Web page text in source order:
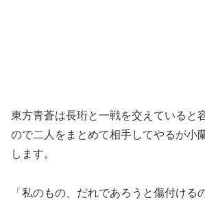
東方青蒼は長珩と一戦を交えていると
ので二人をまとめて相手してやるが小
します。
「私のもの、だれであろうと傷付ける